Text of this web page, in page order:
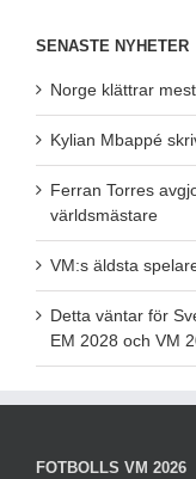
SENASTE NYHETER
Norge klättrar
Kylian Mbappé
Ferran Torres
världsmästare
VM:s äldsta
Detta väntar för
EM 2028 och VM
FOTBOLLS VM 2026